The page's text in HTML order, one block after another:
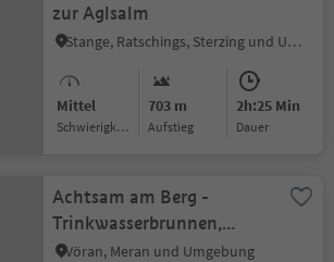
zur Aglsalm
Stange, Ratschings, Sterzing und Umgebung
Mittel
Schwierigkeitsgrad
703 m
Aufstieg
2h:25 Min
Dauer
Achtsam am Berg -
Trinkwasserbrunnen,
Vöran Löschteich
Vöran, Meran und Umgebung